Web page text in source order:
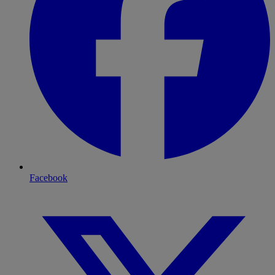
Facebook